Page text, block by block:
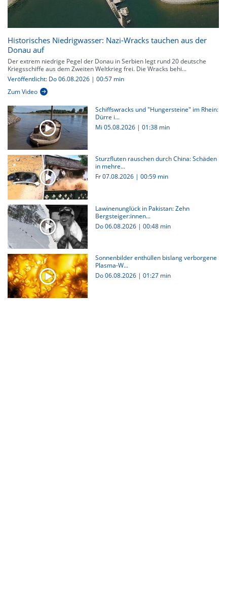
Historisches Niedrigwasser: Nazi-Wracks tauchen aus der
Donau auf
Der extrem niedrige Pegel der Donau in Serbien legt rund 20 deutsche
Kriegsschiffe aus dem Zweiten Weltkrieg frei. Die Wracks behi...
Veröffentlicht: Do 06.08.2026 | 00:57 min
Zum Video
Schiffswracks und "Hungersteine" im Rhein:
Dürre i...
Mi 05.08.2026 | 01:38 min
Sturzfluten rauschen durch China: Schäden
in mehre...
Fr 07.08.2026 | 00:59 min
Lawinenunglück in Pakistan: Zehn
Bergsteiger:innen...
Do 06.08.2026 | 00:48 min
Sonnenbilder enthüllen bislang verborgene
Plasma-W...
Do 06.08.2026 | 01:27 min